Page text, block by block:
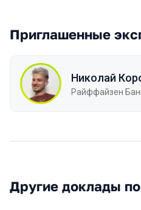
Приглашенные
Николай
Райффайзен
Другие доклады